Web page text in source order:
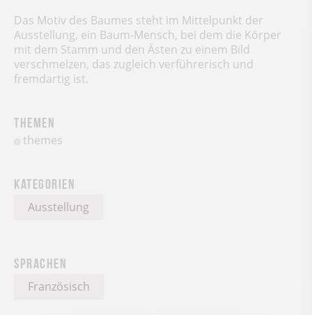
Das Motiv des Baumes steht im Mittelpunkt der
Ausstellung, ein Baum-Mensch, bei dem die Körper
mit dem Stamm und den Ästen zu einem Bild
verschmelzen, das zugleich verführerisch und
fremdartig ist.
Themen
themes
Kategorien
Ausstellung
Sprachen
Französisch